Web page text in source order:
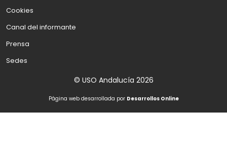
Cookies
Canal del informante
Prensa
Sedes
© USO Andalucía 2026
Página web desarrollada por Desarrollos Online